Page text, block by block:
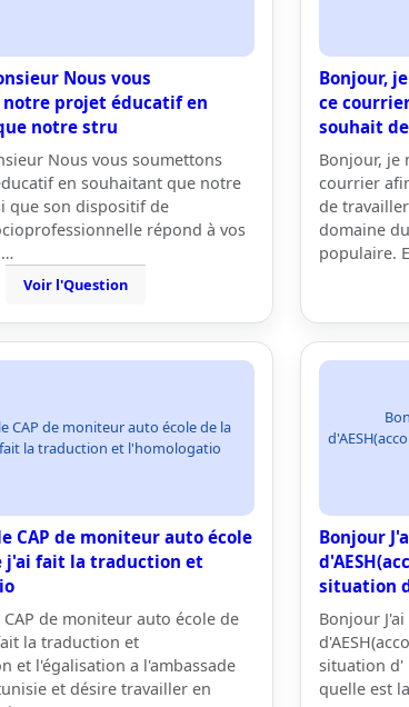
Nous vous
projet éducatif en
notre stru
Nous vous soumettons
en souhaitant que notre
que son dispositif de
répond à vos
Voir l'Question
Bonjour,
ce
souhait
Bonjour, je
courrier
de
domaine
populaire.
CAP de moniteur auto école de la
la traduction et l'homologatio
CAP de moniteur auto école
j'ai fait la traduction et
de moniteur auto école de
la traduction et
et l'égalisation a l'ambassade
et désire travailler en
Bonjour
situation
Bonjour
situation d'
quelle est